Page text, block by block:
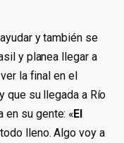
y también se
y planea llegar a
la final en el
que su llegada a Río
en su gente: «El
lleno. Algo voy a